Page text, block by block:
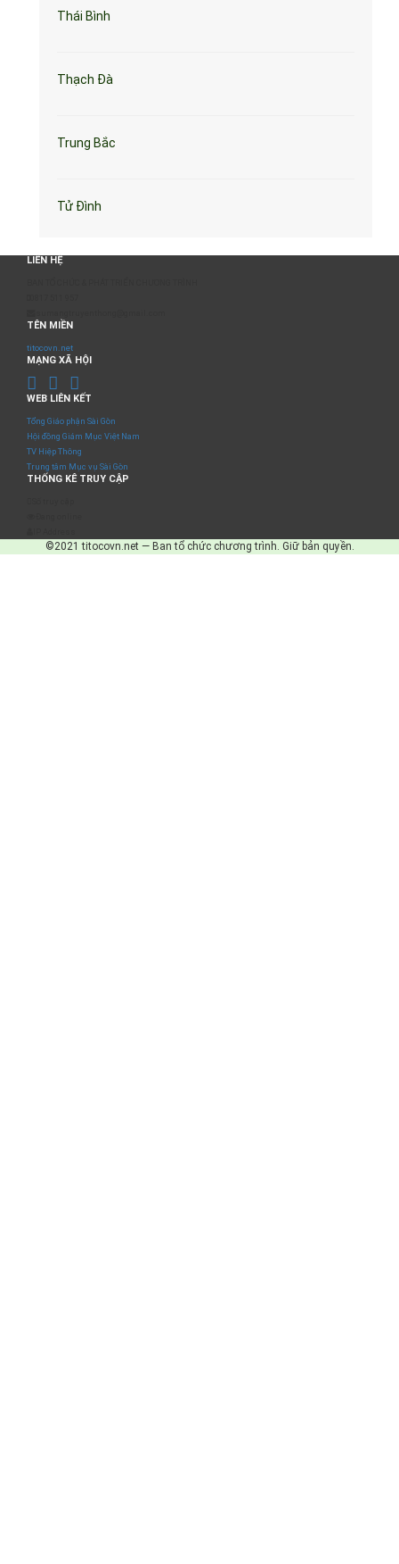
Thái Bình
Thạch Đà
Trung Bắc
Tử Đình
LIÊN HỆ
TÊN MIỀN
titocovn.net
MẠNG XÃ HỘI
WEB LIÊN KẾT
Tổng Giáo phận Sài Gòn
Hội đồng Giám Mục Việt Nam
TV Hiệp Thông
Trung tâm Mục vụ Sài Gòn
THỐNG KÊ TRUY CẬP
©2021 titocovn.net — Ban tổ chức chương trình. Giữ bản quyền.